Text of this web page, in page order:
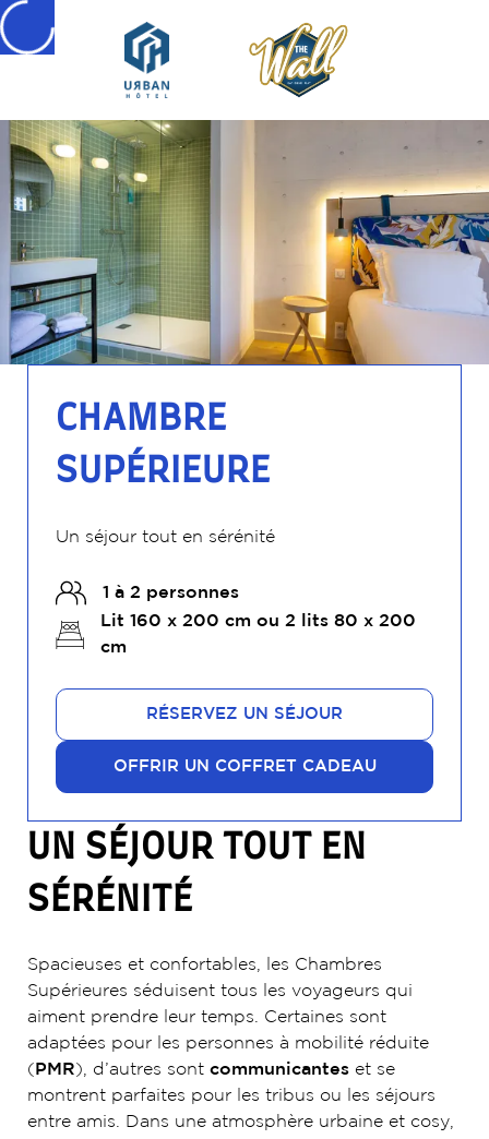
CHAMBRE
SUPÉRIEURE
Un séjour tout en sérénité
1 à 2 personnes
Lit 160 x 200 cm ou 2 lits 80 x 200
cm
RÉSERVEZ UN SÉJOUR
OFFRIR UN COFFRET CADEAU
UN SÉJOUR TOUT EN
SÉRÉNITÉ
Spacieuses et confortables, les Chambres
Supérieures séduisent tous les voyageurs qui
aiment prendre leur temps. Certaines sont
adaptées pour les personnes à mobilité réduite
( PMR ), d’autres sont communicantes et se
montrent parfaites pour les tribus ou les séjours
entre amis. Dans une atmosphère urbaine et cosy,